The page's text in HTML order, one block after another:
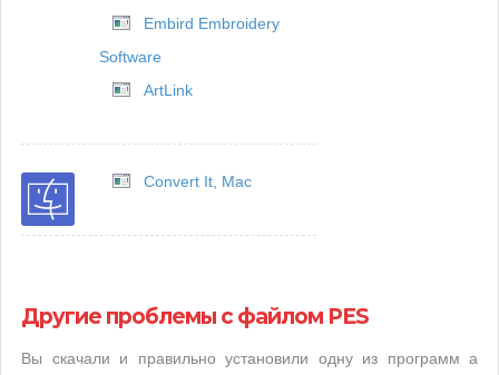
Embird Embroidery
Software
ArtLink
Convert It, Mac
Другие проблемы с файлом PES
Вы скачали и правильно установили одну из программ а